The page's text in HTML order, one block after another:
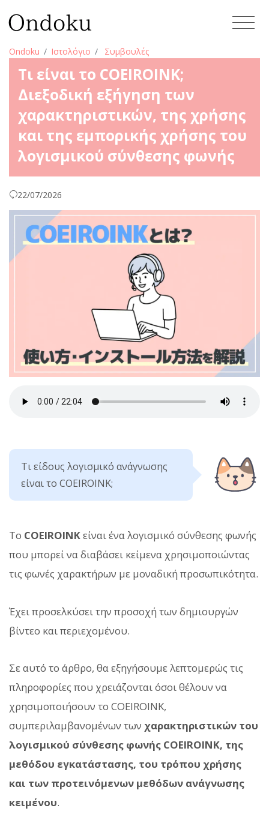
Ondoku Ιστολόγιο Συμβουλές
Τι είναι το COEIROINK;
Διεξοδική εξήγηση των
χαρακτηριστικών, της χρήσης
και της εμπορικής χρήσης του
λογισμικού σύνθεσης φωνής
22/07/2026
Τι είδους λογισμικό ανάγνωσης
είναι το COEIROINK;
Το COEIROINKείναι ένα λογισμικό σύνθεσης φωνής
που μπορεί να διαβάσει κείμενα χρησιμοποιώντας
τις φωνές χαρακτήρων με μοναδική προσωπικότητα.
Έχει προσελκύσει την προσοχή των δημιουργών
βίντεο και περιεχομένου.
Σε αυτό το άρθρο, θα εξηγήσουμε λεπτομερώς τις
πληροφορίες που χρειάζονται όσοι θέλουν να
χρησιμοποιήσουν το COEIROINK,
συμπεριλαμβανομένων των χαρακτηριστικών του
λογισμικού σύνθεσης φωνής COEIROINK, της
μεθόδου εγκατάστασης, του τρόπου χρήσης
και των προτεινόμενων μεθόδων ανάγνωσης
κειμένου.